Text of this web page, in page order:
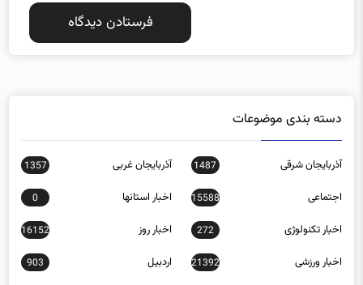
دسته بندی موضوعات
آذربایجان شرقی 1487 آذربایجان غربی 1357
اجتماعی 15588 اخبار استانها 0
اخبار تکنولوژی 272 اخبار روز 16152
اخبار ورزشی 21392 اردبیل 903